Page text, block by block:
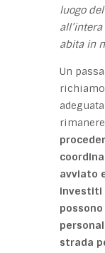
luogo
abita in
Un
avviato
investiti
strada